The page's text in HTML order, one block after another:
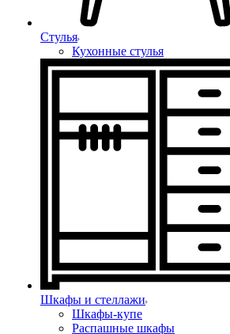
Стулья
Кухонные стулья
Шкафы и стеллажи
Шкафы-купе
Распашные шкафы